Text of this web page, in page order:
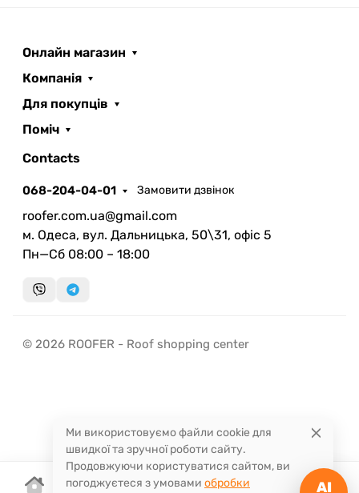
Онлайн магазин
Компанія
Для покупців
Поміч
Contacts
068-204-04-01 Замовити дзвінок
roofer.com.ua@gmail.com
м. Одеса, вул. Дальницька, 50\31, офіс 5
Пн—Сб 08:00 – 18:00
© 2026 ROOFER - Roof shopping center
Ми використовуємо файли cookie для
швидкої та зручної роботи сайту.
Продовжуючи користуватися сайтом, ви
погоджуєтеся з умовами обробки AI
миттєвий зворотний виклик